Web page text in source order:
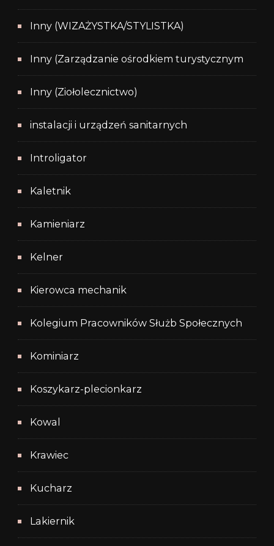
Inny (WIZAŻYSTKA/STYLISTKA)
Inny (Zarządzanie ośrodkiem turystycznym
Inny (Ziołolecznictwo)
instalacji i urządzeń sanitarnych
Introligator
Kaletnik
Kamieniarz
Kelner
Kierowca mechanik
Kolegium Pracowników Służb Społecznych
Kominiarz
Koszykarz-plecionkarz
Kowal
Krawiec
Kucharz
Lakiernik